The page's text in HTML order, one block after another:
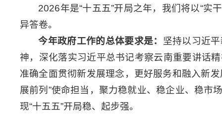
2026年是“十五五”开局之年，我们将以“实
异答卷。
今年政府工作的总体要求是：
坚持以习近
神，深化落实习近平总书记考察云南重要讲话
准确全面贯彻新发展理念，更好服务和融入新
展前列”使命担当，聚力稳就业、稳企业、稳市
现“十五五”开局稳、起步强。